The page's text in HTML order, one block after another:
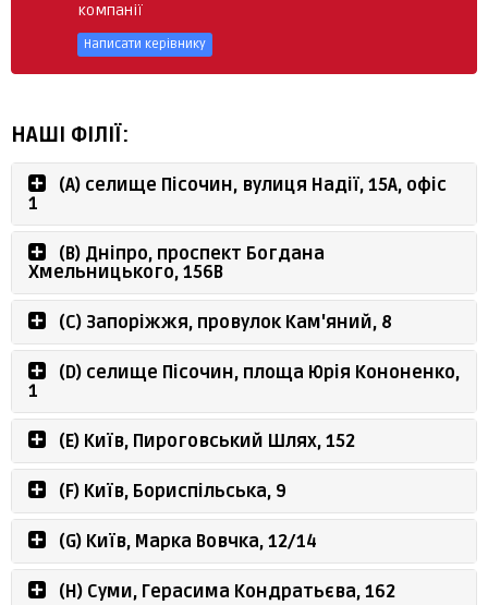
компанії
Написати керівнику
НАШІ ФІЛІЇ:
(A) селище Пісочин, вулиця Надії, 15А, офіс
1
(B) Дніпро, проспект Богдана
Хмельницького, 156В
(C) Запоріжжя, провулок Кам'яний, 8
(D) селище Пісочин, площа Юрія Кононенко,
1
(E) Київ, Пироговський Шлях, 152
(F) Київ, Бориспільська, 9
(G) Київ, Марка Вовчка, 12/14
(H) Суми, Герасима Кондратьєва, 162